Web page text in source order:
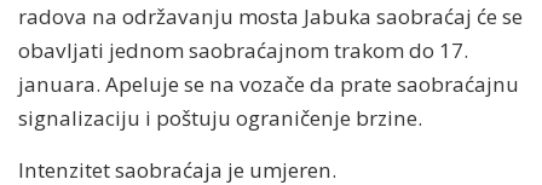
radova na održavanju mosta Jabuka saobraćaj će se
obavljati jednom saobraćajnom trakom do 17.
januara. Apeluje se na vozače da prate saobraćajnu
signalizaciju i poštuju ograničenje brzine.
Intenzitet saobraćaja je umjeren.